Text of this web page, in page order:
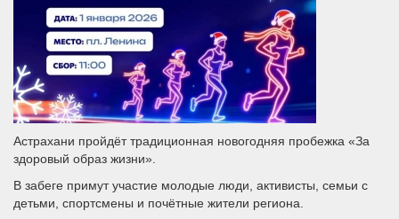
Астрахани пройдёт традиционная новогодняя пробежка «За
здоровый образ жизни».
В забеге примут участие молодые люди, активисты, семьи с
детьми, спортсмены и почётные жители региона.